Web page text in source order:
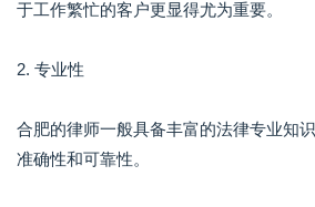
于工作繁忙的客户更显得尤为重要。
2. 专业性
合肥的律师一般具备丰富的法律专业知
准确性和可靠性。